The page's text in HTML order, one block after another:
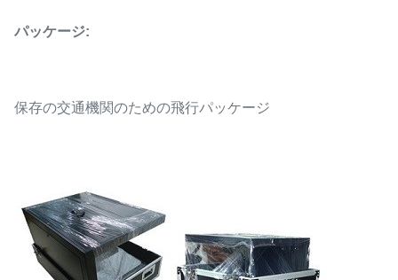
パッケージ:
保存の交通機関のための飛行パッケージ